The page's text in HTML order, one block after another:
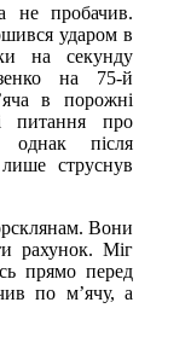
не пробачив.
ударом в
на секунду
на 75-й
в порожні
питання про
однак після
струснув
Вони
рахунок. Міг
прямо перед
по м’ячу, а